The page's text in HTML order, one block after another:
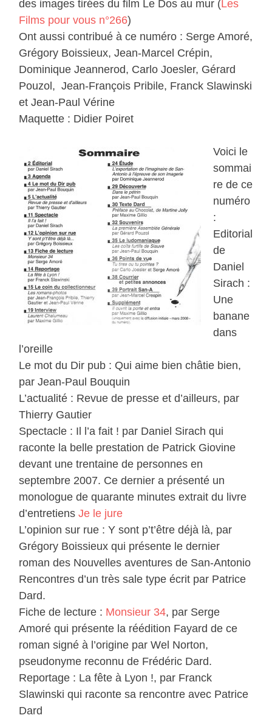
des images tirées du film Le Dos au mur (Les
Films pour vous n°266)
Ont aussi contribué à ce numéro : Serge Amoré,
Grégory Boissieux, Jean-Marcel Crépin,
Dominique Jeannerod, Carlo Joesler, Gérard
Pouzol, Jean-François Pribile, Franck Slawinski
et Jean-Paul Vérine
Maquette : Didier Poiret
Voici le
sommai
re de ce
numéro
:
Editorial
de
Daniel
Sirach :
Une
banane
dans
l’oreille
Le mot du Dir pub : Qui aime bien châtie bien,
par Jean-Paul Bouquin
L’actualité : Revue de presse et d’ailleurs, par
Thierry Gautier
Spectacle : Il l’a fait ! par Daniel Sirach qui
raconte la belle prestation de Patrick Giovine
devant une trentaine de personnes en
septembre 2007. Ce dernier a présenté un
monologue de quarante minutes extrait du livre
d’entretiensJe le jure
L’opinion sur rue : Y sont p’t’être déjà là, par
Grégory Boissieux qui présente le dernier
roman des Nouvelles aventures de San-Antonio
Rencontres d’un très sale type écrit par Patrice
Dard.
Fiche de lecture : Monsieur 34, par Serge
Amoré qui présente la réédition Fayard de ce
roman signé à l’origine par Wel Norton,
pseudonyme reconnu de Frédéric Dard.
Reportage : La fête à Lyon !, par Franck
Slawinski qui raconte sa rencontre avec Patrice
Dard